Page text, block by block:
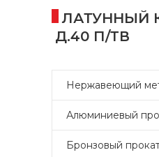
ЛАТУННЫЙ
Д.40 П/ТВ
Нержавеющий
Алюминиевый
Бронзовый